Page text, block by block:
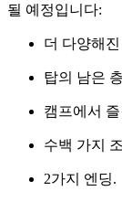
될 예정입니다:
더 다양해
탑의 남은
캠프에서
수백 가지
2가지 엔딩.